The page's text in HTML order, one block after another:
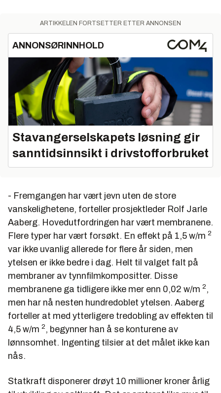
ARTIKKELEN FORTSETTER ETTER ANNONSEN
ANNONSØRINNHOLD
Stavangerselskapets løsning gir
sanntidsinnsikt i drivstofforbruket
- Fremgangen har vært jevn uten de store
vanskelighetene, forteller prosjektleder Rolf Jarle
Aaberg. Hovedutfordringen har vært membranene.
Flere typer har vært forsøkt. En effekt på 1,5 w/m 2
var ikke uvanlig allerede for flere år siden, men
ytelsen er ikke bedre i dag. Helt til valget falt på
membraner av tynnfilmkompositter. Disse
membranene ga tidligere ikke mer enn 0,02 w/m 2 ,
men har nå nesten hundredoblet ytelsen. Aaberg
forteller at med ytterligere tredobling av effekten til
4,5 w/m 2 , begynner han å se konturene av
lønnsomhet. Ingenting tilsier at det målet ikke kan
nås.
Statkraft disponerer drøyt 10 millioner kroner årlig